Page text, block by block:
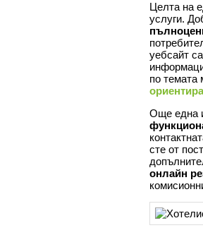
Целта на
услуги.
уебсайт
по темата
Още една
сте от
онлайн